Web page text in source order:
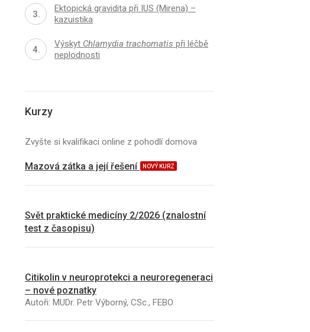
Ektopická gravidita při IUS (Mirena) –
kazuistika
Výskyt Chlamydia trachomatis při léčbě
neplodnosti
Kurzy
Zvyšte si kvalifikaci online z pohodlí domova
Mazová zátka a její řešení NOVÝ KURZ
Svět praktické medicíny 2/2026 (znalostní
test z časopisu)
Citikolin v neuroprotekci a neuroregeneraci
– nové poznatky
Autoři: MUDr. Petr Výborný, CSc., FEBO